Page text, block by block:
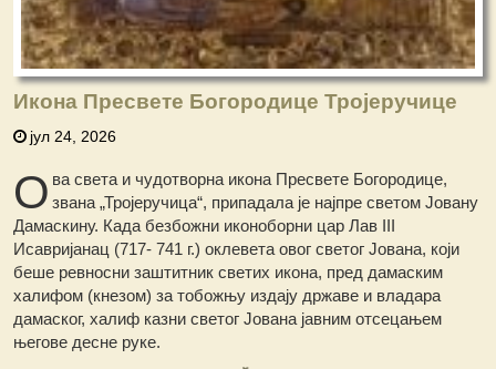
Икона Пресвете Богородице Тројеручице
јул 24, 2026
О ва света и чудотворна икона Пресвете Богородице,
звана „Тројеручица“, припадала је најпре светом Јовану
Дамаскину. Када безбожни иконоборни цар Лав III
Исавријанац (717- 741 г.) оклевета овог светог Јована, који
беше ревносни заштитник светих икона, пред дамаским
халифом (кнезом) за тобожњу издају државе и владара
дамаског, халиф казни светог Јована јавним отсецањем
његове десне руке.